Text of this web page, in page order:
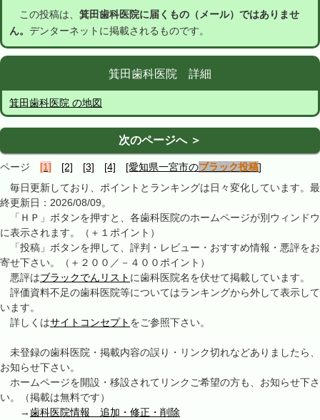
この投稿は、 箕田歯科医院に届くもの（メール）ではありませ
ん。 デンターネットに掲載されるものです。
箕田歯科医院 詳細
箕田歯科医院 の地図
次のページへ ＞
ページ [1] [2] [3] [4] [愛知県一宮市のブラック投稿]
毎日更新しており、ポイントとランキングは日々変化しています。最
終更新日：2026/08/09。
「ＨＰ」ボタンを押すと、各歯科医院のホームページが別ウィンドウ
に表示されます。（＋１ポイント）
「投稿」ボタンを押して、評判・レビュー・おすすめ情報・悪評をお
寄せ下さい。（＋２００／－４００ポイント）
悪評はブラックでんリスト に歯科医院名を伏せて掲載しています。
評価資料不足の歯科医院等についてはランキングから外して表示して
います。
詳しくはサイトコンセプト をご参照下さい。
未登録の歯科医院・掲載内容の誤り・リンク切れなどありましたら、
お知らせ下さい。
ホームページを開設・移設されてリンクご希望の方も、お知らせ下さ
い。（掲載は無料です）
→歯科医院情報 追加・修正・削除